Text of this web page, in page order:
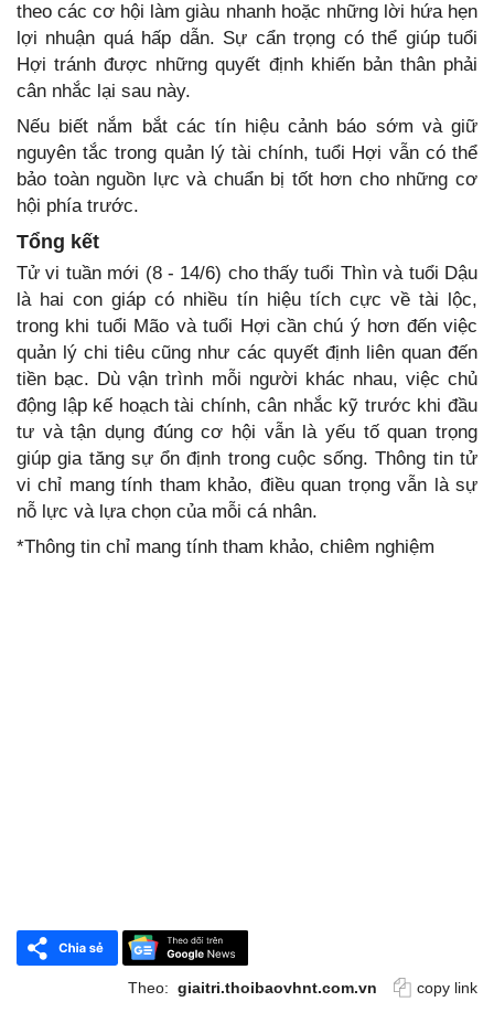
theo các cơ hội làm giàu nhanh hoặc những lời hứa hẹn
lợi nhuận quá hấp dẫn. Sự cẩn trọng có thể giúp tuổi
Hợi tránh được những quyết định khiến bản thân phải
cân nhắc lại sau này.
Nếu biết nắm bắt các tín hiệu cảnh báo sớm và giữ
nguyên tắc trong quản lý tài chính, tuổi Hợi vẫn có thể
bảo toàn nguồn lực và chuẩn bị tốt hơn cho những cơ
hội phía trước.
Tổng kết
Tử vi tuần mới (8 - 14/6) cho thấy tuổi Thìn và tuổi Dậu
là hai con giáp có nhiều tín hiệu tích cực về tài lộc,
trong khi tuổi Mão và tuổi Hợi cần chú ý hơn đến việc
quản lý chi tiêu cũng như các quyết định liên quan đến
tiền bạc. Dù vận trình mỗi người khác nhau, việc chủ
động lập kế hoạch tài chính, cân nhắc kỹ trước khi đầu
tư và tận dụng đúng cơ hội vẫn là yếu tố quan trọng
giúp gia tăng sự ổn định trong cuộc sống. Thông tin tử
vi chỉ mang tính tham khảo, điều quan trọng vẫn là sự
nỗ lực và lựa chọn của mỗi cá nhân.
*Thông tin chỉ mang tính tham khảo, chiêm nghiệm
Theo: giaitri.thoibaovhnt.com.vn copy link